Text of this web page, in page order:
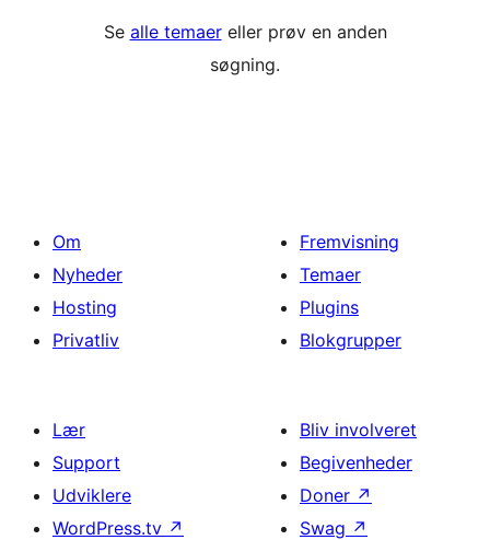
Se alle temaereller prøv en anden
søgning.
Om
Nyheder
Hosting
Privatliv
Fremvisning
Temaer
Plugins
Blokgrupper
Lær
Support
Udviklere
WordPress.tv ↗
Bliv involveret
Begivenheder
Doner ↗
Swag ↗